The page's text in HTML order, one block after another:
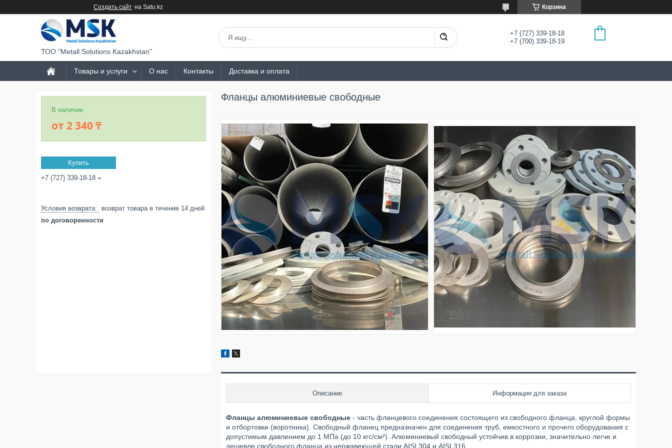
Создать сайт на Satu.kz Корзина
ТОО "Metall Solutions Kazakhstan"
+7 (727) 339-18-18
+7 (700) 339-18-19
Товары и услуги О нас Контакты Доставка и оплата
Фланцы алюминиевые свободные
Описание Информация для заказа
Фланцы алюминиевые свободные - часть фланцевого соединения состоящего из свободного фланца, круглой формы
и отбортовки (воротника). Свободный фланец предназначен для соединения труб, емкостного и прочего оборудования с
допустимым давлением до 1 МПа (до 10 кгс/см²). Алюминиевый свободный устойчив в коррозии, значительно легче и
дешевле свободного фланца из нержавеющей стали AISI 304 и AISI 316.
В наличии
от 2 340 ₸
Купить
+7 (727) 339-18-18
возврат товара в течение 14 дней
по договоренности